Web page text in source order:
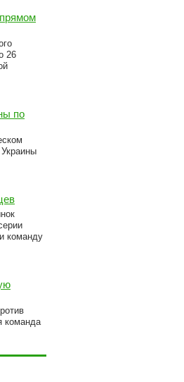
26
по
команду
команда